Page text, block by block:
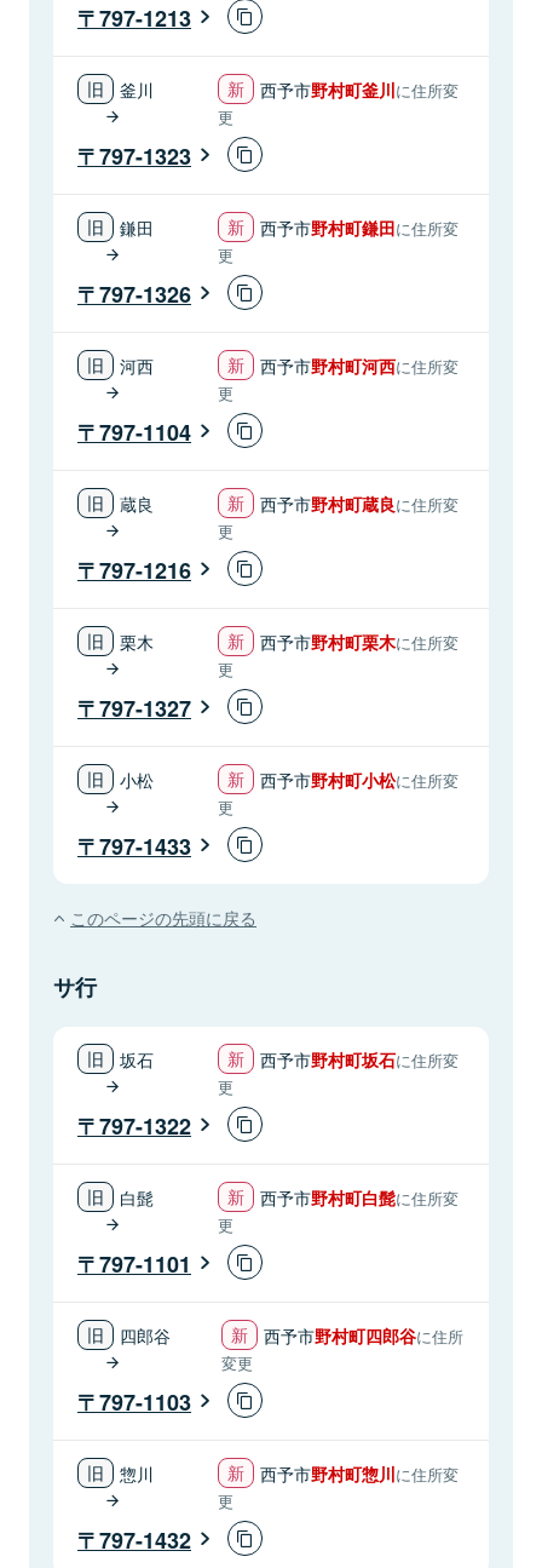
797-1213
釜川 西予市野村町釜川に住所変
更
797-1323
鎌田 西予市野村町鎌田に住所変
更
797-1326
河西 西予市野村町河西に住所変
更
797-1104
蔵良 西予市野村町蔵良に住所変
更
797-1216
栗木 西予市野村町栗木に住所変
更
797-1327
小松 西予市野村町小松に住所変
更
797-1433
このページの先頭に戻る
サ行
坂石 西予市野村町坂石に住所変
更
797-1322
白髭 西予市野村町白髭に住所変
更
797-1101
四郎谷 西予市野村町四郎谷に住所
変更
797-1103
惣川 西予市野村町惣川に住所変
更
797-1432